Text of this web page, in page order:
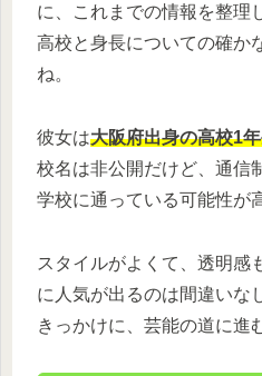
に、これまでの情報を整理
高校と身長についての確か
ね。
彼女は大阪府出身の高校1
校名は非公開だけど、通信
学校に通っている可能性が
スタイルがよくて、透明感
に人気が出るのは間違いな
きっかけに、芸能の道に進